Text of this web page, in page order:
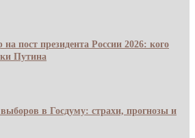
пост президента России 2026: кого
Путина
в Госдуму: страхи, прогнозы и